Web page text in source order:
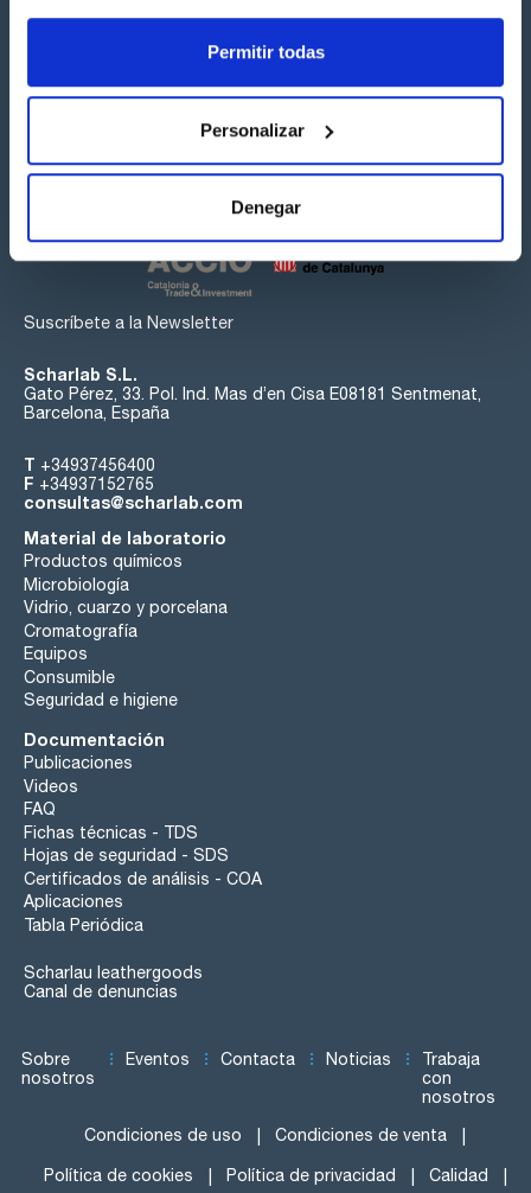
Permitir todas
Personalizar
Denegar
Síguenos:
Suscríbete a la Newsletter
Scharlab S.L.
Gato Pérez, 33. Pol. Ind. Mas d’en Cisa E08181 Sentmenat,
Barcelona, España
T +34937456400
F +34937152765
consultas@scharlab.com
Material de laboratorio
Productos químicos
Microbiología
Vidrio, cuarzo y porcelana
Cromatografía
Equipos
Consumible
Seguridad e higiene
Documentación
Publicaciones
Videos
FAQ
Fichas técnicas - TDS
Hojas de seguridad - SDS
Certificados de análisis - COA
Aplicaciones
Tabla Periódica
Scharlau leathergoods
Canal de denuncias
Sobre
nosotros
Eventos Contacta Noticias
Trabaja
con
nosotros
Condiciones de uso Condiciones de venta
Política de cookies Política de privacidad Calidad